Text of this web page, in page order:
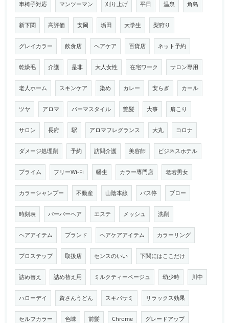
車椅子対応 マンツーマン 刈り上げ 平日 温泉 角島
新下関 高評価 安岡 垢田 大学生 梨狩り
グレイカラー 飲食店 ヘアケア 百貨店 ネット予約
乾燥毛 介護 是非 大人女性 在宅ワーク サロン専用
老人ホーム スキンケア 染め カレー 安らぎ カール
ツヤ アロマ パーマスタイル 艶髪 大事 肩こり
サロン 長府 駅 アロマフレグランス 大丸 コロナ
ダメージ処理剤 予約 訪問介護 美容師 ビジネスホテル
プライム フリーWi-Fi 幡生 カラー専門店 老若男女
カラーシャンプー 不動産 山陰本線 バス停 ブロー
時刻表 バーバーヘア エステ メッシュ 洗剤
ヘアアイテム ブランド ヘアケアアイテム カラーリング
プロステップ 取扱店 センスのいい 下関にはここだけ
詰め替え 詰め替え用 ミルクティーベージュ 幼少時 川中
ハローデイ 資さんうどん スキバサミ リラックス効果
セルフカラー 色味 前髪 Chrome グレードアップ